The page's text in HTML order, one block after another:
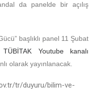
da panelde bir açılış
başlıklı panel 11 Şubat
TÜBİTAK Youtube kanalı
olarak yayınlanacak.
tr/duyuru/bilim-ve-